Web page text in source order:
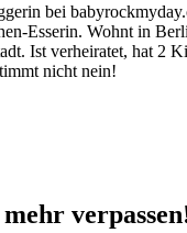
bei
Esserin. Wohnt in
Ist verheiratet, hat 2
nicht nein!